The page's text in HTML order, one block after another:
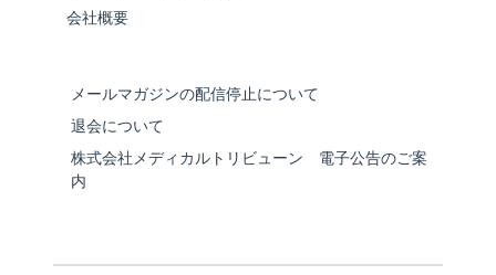
会社概要
メールマガジンの配信停止について
退会について
株式会社メディカルトリビューン 電子公告のご案
内